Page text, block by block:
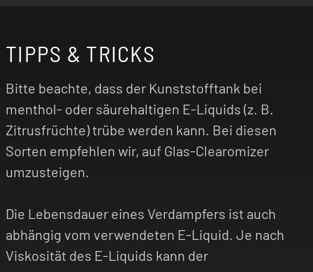
TIPPS & TRICKS
Bitte beachte, dass der Kunststofftank bei
menthol- oder säurehaltigen E-Liquids (z. B.
Zitrusfrüchte) trübe werden kann. Bei diesen
Sorten empfehlen wir, auf Glas-Clearomizer
umzusteigen.
Die Lebensdauer eines Verdampfers ist auch
abhängig vom verwendeten E-Liquid. Je nach
Viskosität des E-Liquids kann der